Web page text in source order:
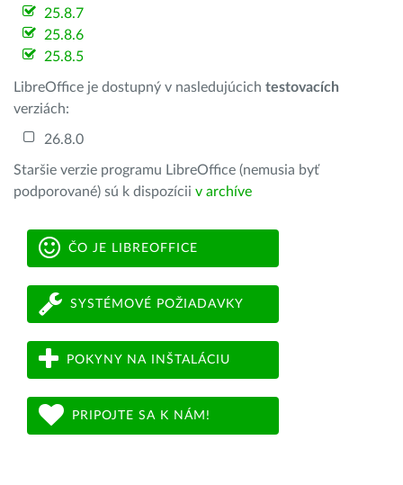
25.8.7
25.8.6
25.8.5
LibreOffice je dostupný v nasledujúcich testovacích
verziách:
26.8.0
Staršie verzie programu LibreOffice (nemusia byť
podporované) sú k dispozícii v archíve
ČO JE LIBREOFFICE
SYSTÉMOVÉ POŽIADAVKY
POKYNY NA INŠTALÁCIU
PRIPOJTE SA K NÁM!